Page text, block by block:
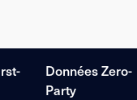
Données Zero-
Party